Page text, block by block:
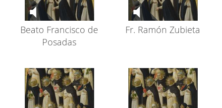
Beato Francisco de
Posadas
Fr. Ramón Zubieta